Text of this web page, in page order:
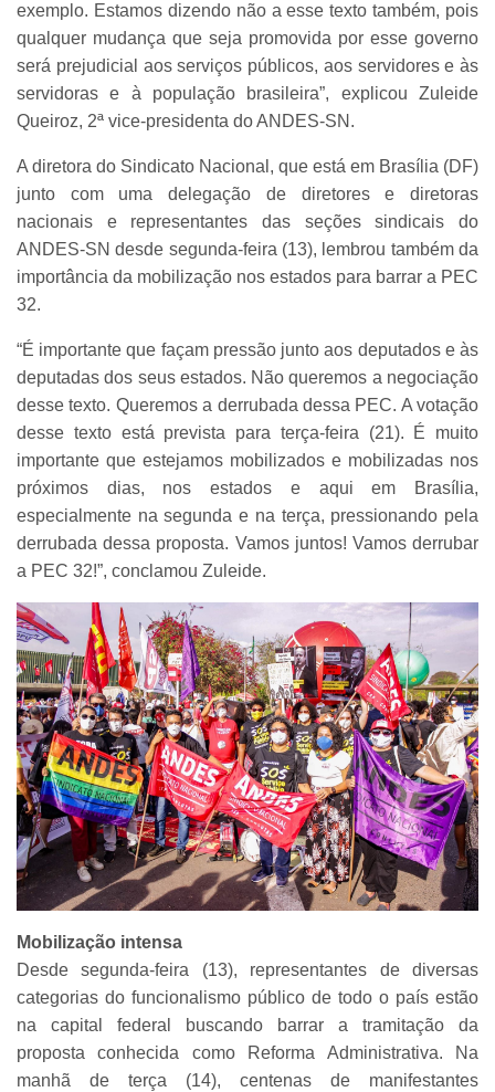
exemplo. Estamos dizendo não a esse texto também, pois
qualquer mudança que seja promovida por esse governo
será prejudicial aos serviços públicos, aos servidores e às
servidoras e à população brasileira”, explicou Zuleide
Queiroz, 2ª vice-presidenta do ANDES-SN.
A diretora do Sindicato Nacional, que está em Brasília (DF)
junto com uma delegação de diretores e diretoras
nacionais e representantes das seções sindicais do
ANDES-SN desde segunda-feira (13), lembrou também da
importância da mobilização nos estados para barrar a PEC
32.
“É importante que façam pressão junto aos deputados e às
deputadas dos seus estados. Não queremos a negociação
desse texto. Queremos a derrubada dessa PEC. A votação
desse texto está prevista para terça-feira (21). É muito
importante que estejamos mobilizados e mobilizadas nos
próximos dias, nos estados e aqui em Brasília,
especialmente na segunda e na terça, pressionando pela
derrubada dessa proposta. Vamos juntos! Vamos derrubar
a PEC 32!”, conclamou Zuleide.
Mobilização intensa
Desde segunda-feira (13), representantes de diversas
categorias do funcionalismo público de todo o país estão
na capital federal buscando barrar a tramitação da
proposta conhecida como Reforma Administrativa. Na
manhã de terça (14), centenas de manifestantes